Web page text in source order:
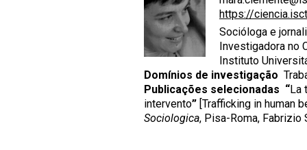
https://
Socióloga e
Investigadora no
Instituto
Domínios de investigação
Publicações selecionadas “La
intervento” [Trafficking in human
Sociologica, Pisa-Roma, Fabrizio